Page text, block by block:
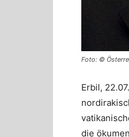
Foto: ©
Erbil,
die